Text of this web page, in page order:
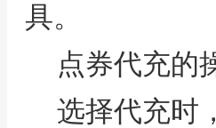
具。
点券代充的
选择代充时